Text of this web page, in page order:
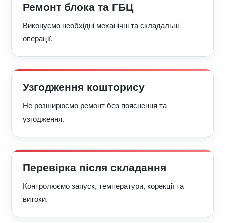
Ремонт блока та ГБЦ
Виконуємо необхідні механічні та складальні
операції.
Узгодження кошторису
Не розширюємо ремонт без пояснення та
узгодження.
Перевірка після складання
Контролюємо запуск, температури, корекції та
витоки.